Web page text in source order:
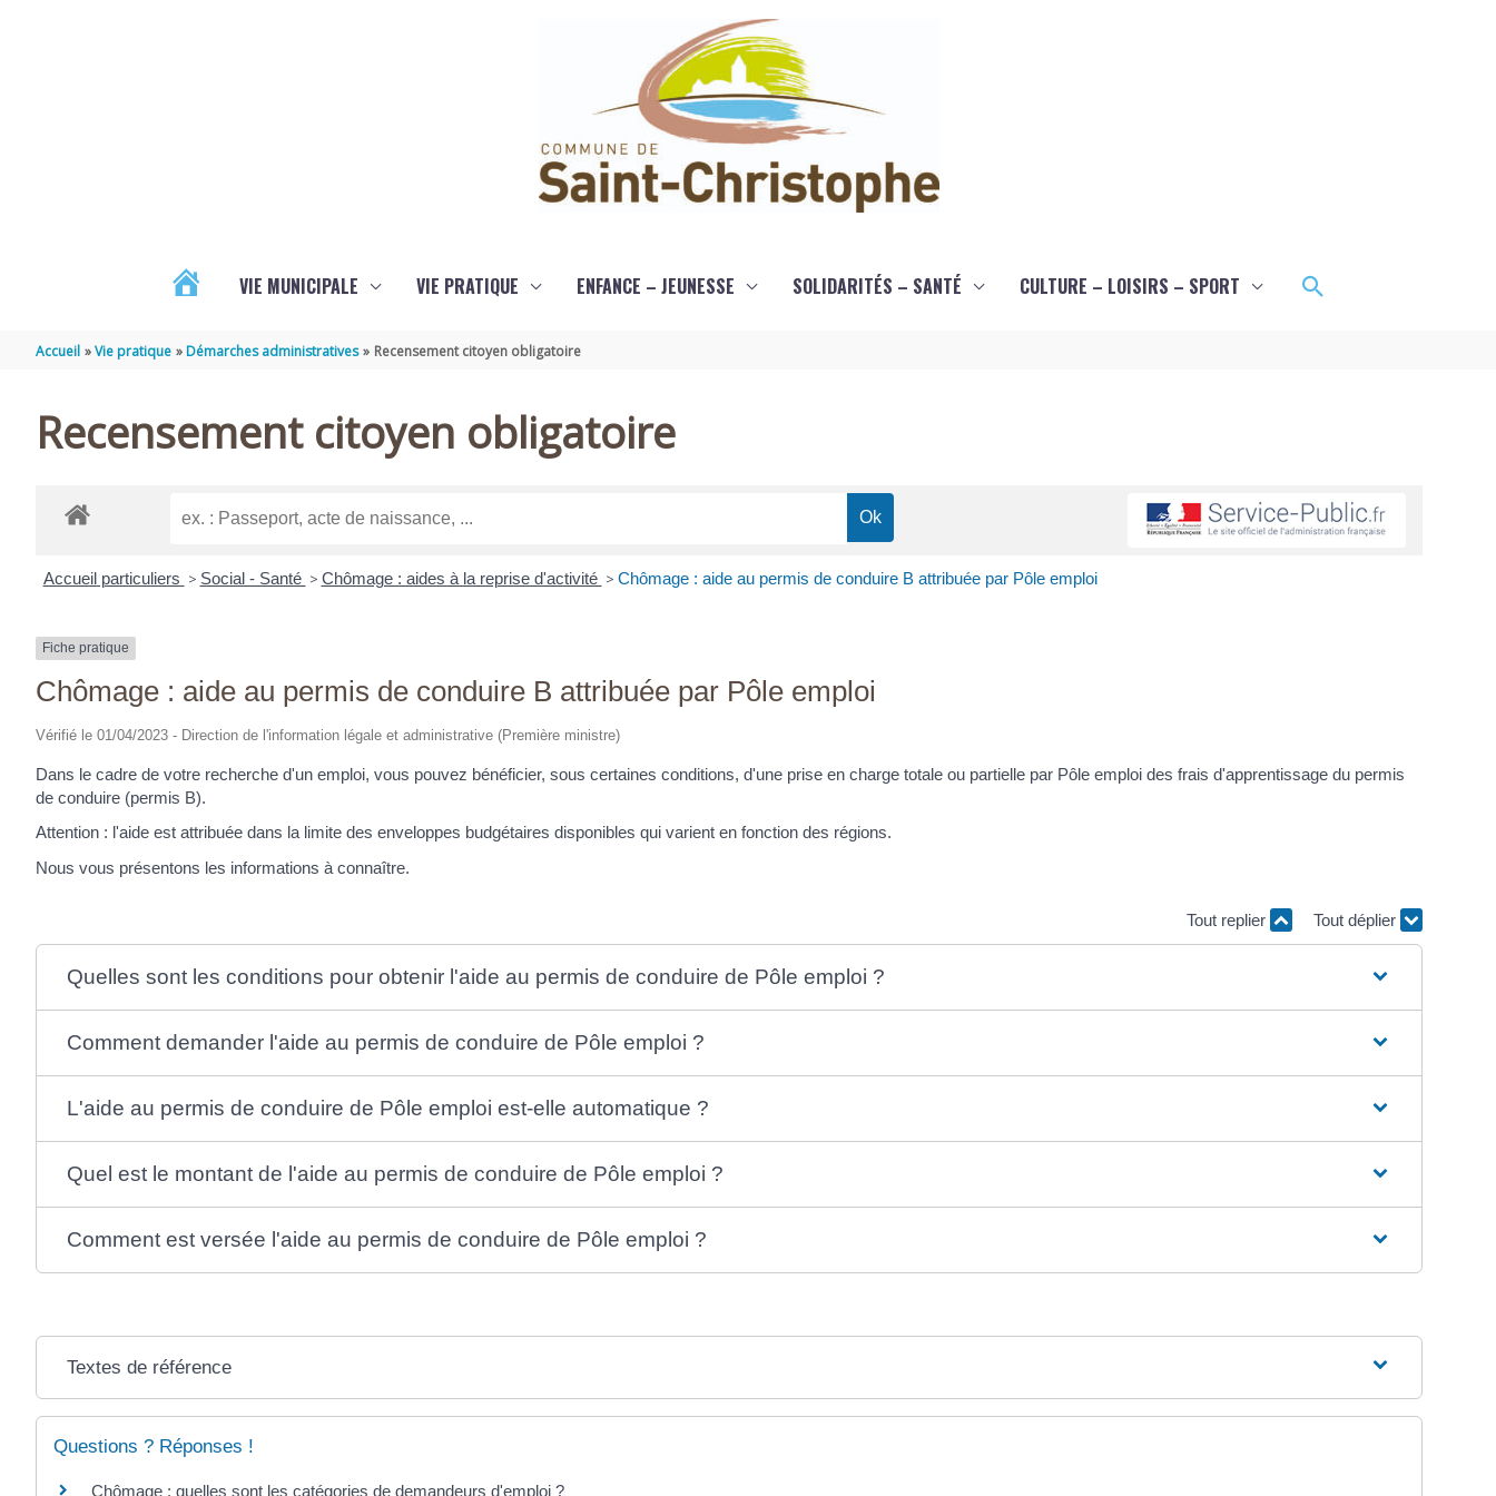
VIE MUNICIPALE VIE PRATIQUE ENFANCE – JEUNESSE SOLIDARITÉS – SANTÉ CULTURE – LOISIRS – SPORT Rechercher
Accueil Vie pratique Démarches administratives Recensement citoyen obligatoire
Recensement citoyen obligatoire
Accueil particuliers > Social - Santé > Chômage : aides à la reprise d'activité > Chômage : aide au permis de conduire B attribuée par Pôle emploi
Fiche pratique
Chômage : aide au permis de conduire B attribuée par Pôle emploi
Vérifié le 01/04/2023 - Direction de l'information légale et administrative (Première ministre)
Dans le cadre de votre recherche d'un emploi, vous pouvez bénéficier, sous certaines conditions, d'une prise en charge totale ou partielle par Pôle emploi des frais d'apprentissage du permis
de conduire (permis B).
Attention : l'aide est attribuée dans la limite des enveloppes budgétaires disponibles qui varient en fonction des régions.
Nous vous présentons les informations à connaître.
Tout replier Tout déplier
Quelles sont les conditions pour obtenir l'aide au permis de conduire de Pôle emploi ?
Comment demander l'aide au permis de conduire de Pôle emploi ?
L'aide au permis de conduire de Pôle emploi est-elle automatique ?
Quel est le montant de l'aide au permis de conduire de Pôle emploi ?
Comment est versée l'aide au permis de conduire de Pôle emploi ?
Textes de référence
Questions ? Réponses !
Chômage : quelles sont les catégories de demandeurs d'emploi ?